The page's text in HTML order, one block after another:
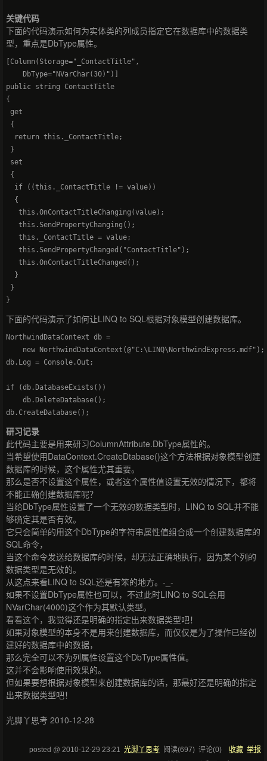
关键代码
下面的代码演示如何为实体类的列成员指定它在数据库中的数据类
型，重点是DbType属性。
[Column(Storage="_ContactTitle",
    DbType="NVarChar(30)")]
public string ContactTitle
{
get
{
  return this._ContactTitle;
}
set
{
  if ((this._ContactTitle != value))
  {
   this.OnContactTitleChanging(value);
   this.SendPropertyChanging();
   this._ContactTitle = value;
   this.SendPropertyChanged("ContactTitle");
   this.OnContactTitleChanged();
  }
}
}
下面的代码演示了如何让LINQ to SQL根据对象模型创建数据库。
NorthwindDataContext db =
    new NorthwindDataContext(@"C:\LINQ\NorthwindExpress.mdf");
db.Log = Console.Out;
if (db.DatabaseExists())
    db.DeleteDatabase();
研习记录
此代码主要是用来研习ColumnAttribute.DbType属性的。
当希望使用DataContext.CreateDtabase()这个方法根据对象模型创建
数据库的时候，这个属性尤其重要。
那么是否不设置这个属性，或者这个属性值设置无效的情况下，都将
不能正确创建数据库呢？
当给DbType属性设置了一个无效的数据类型时，LINQ to SQL并不能
够确定其是否有效。
它只会简单的用这个DbType的字符串属性值组合成一个创建数据库的
SQL命令，
当这个命令发送给数据库的时候，却无法正确地执行，因为某个列的
数据类型是无效的。
从这点来看LINQ to SQL还是有笨的地方。-_-
如果不设置DbType属性也可以，不过此时LINQ to SQL会用
NVarChar(4000)这个作为其默认类型。
看看这个，我觉得还是明确的指定出来数据类型吧！
如果对象模型的本身不是用来创建数据库，而仅仅是为了操作已经创
建好的数据库中的数据，
那么完全可以不为列属性设置这个DbType属性值。
这并不会影响使用效果的。
但如果要想根据对象模型来创建数据库的话，那最好还是明确的指定
出来数据类型吧！
光脚丫思考 2010-12-28
posted @ 2010-12-29 23:21 光脚丫思考 阅读(697) 评论(0) 收藏 举报